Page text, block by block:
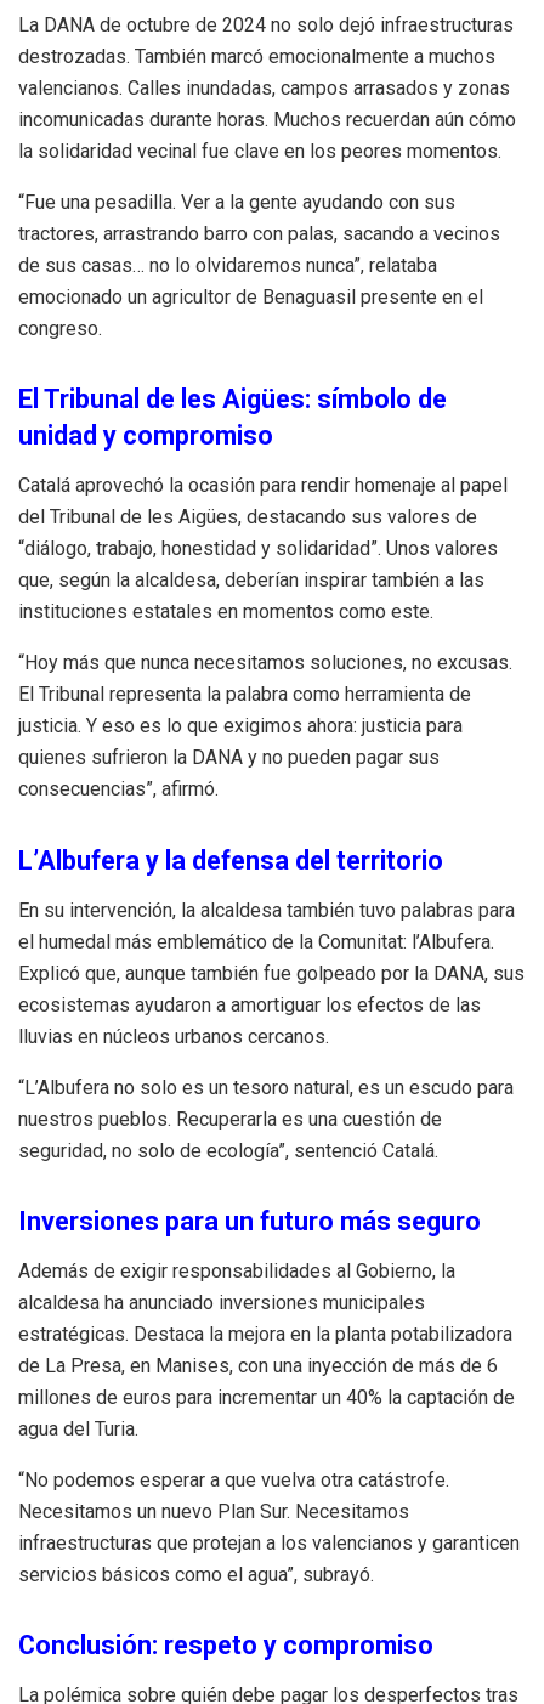
La DANA de octubre de 2024 no solo dejó infraestructuras
destrozadas. También marcó emocionalmente a muchos
valencianos. Calles inundadas, campos arrasados y zonas
incomunicadas durante horas. Muchos recuerdan aún cómo
la solidaridad vecinal fue clave en los peores momentos.
“Fue una pesadilla. Ver a la gente ayudando con sus
tractores, arrastrando barro con palas, sacando a vecinos
de sus casas… no lo olvidaremos nunca”, relataba
emocionado un agricultor de Benaguasil presente en el
congreso.
El Tribunal de les Aigües: símbolo de
unidad y compromiso
Catalá aprovechó la ocasión para rendir homenaje al papel
del Tribunal de les Aigües, destacando sus valores de
“diálogo, trabajo, honestidad y solidaridad”. Unos valores
que, según la alcaldesa, deberían inspirar también a las
instituciones estatales en momentos como este.
“Hoy más que nunca necesitamos soluciones, no excusas.
El Tribunal representa la palabra como herramienta de
justicia. Y eso es lo que exigimos ahora: justicia para
quienes sufrieron la DANA y no pueden pagar sus
consecuencias”, afirmó.
L’Albufera y la defensa del territorio
En su intervención, la alcaldesa también tuvo palabras para
el humedal más emblemático de la Comunitat: l’Albufera.
Explicó que, aunque también fue golpeado por la DANA, sus
ecosistemas ayudaron a amortiguar los efectos de las
lluvias en núcleos urbanos cercanos.
“L’Albufera no solo es un tesoro natural, es un escudo para
nuestros pueblos. Recuperarla es una cuestión de
seguridad, no solo de ecología”, sentenció Catalá.
Inversiones para un futuro más seguro
Además de exigir responsabilidades al Gobierno, la
alcaldesa ha anunciado inversiones municipales
estratégicas. Destaca la mejora en la planta potabilizadora
de La Presa, en Manises, con una inyección de más de 6
millones de euros para incrementar un 40% la captación de
agua del Turia.
“No podemos esperar a que vuelva otra catástrofe.
Necesitamos un nuevo Plan Sur. Necesitamos
infraestructuras que protejan a los valencianos y garanticen
servicios básicos como el agua”, subrayó.
Conclusión: respeto y compromiso
La polémica sobre quién debe pagar los desperfectos tras